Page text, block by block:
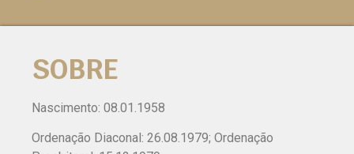
SOBRE
Nascimento: 08.01.1958
Ordenação Diaconal: 26.08.1979; Ordenação